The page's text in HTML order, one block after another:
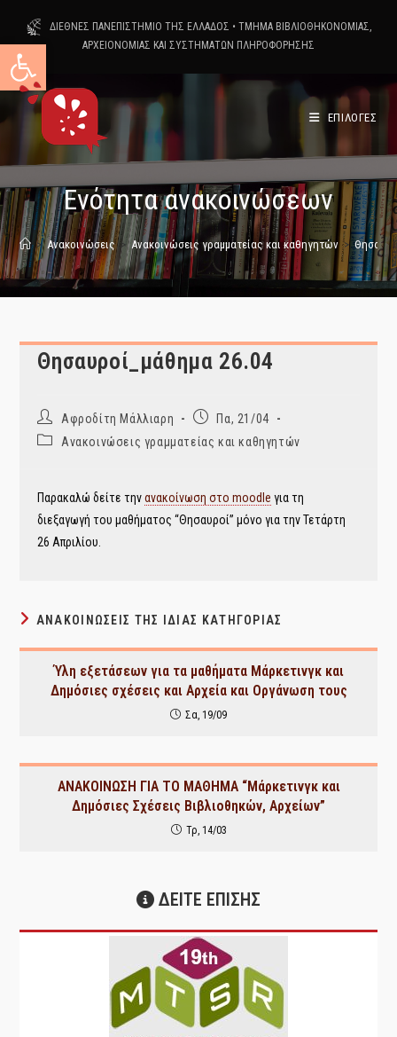
Ανοίξτε τη γραμμή εργαλείων
content
ΔΙΕΘΝΕΣ ΠΑΝΕΠΙΣΤΗΜΙΟ ΤΗΣ ΕΛΛΑΔΟΣ • ΤΜΗΜΑ ΒΙΒΛΙΟΘΗΚΟΝΟΜΙΑΣ,
ΑΡΧΕΙΟΝΟΜΙΑΣ ΚΑΙ ΣΥΣΤΗΜΑΤΩΝ ΠΛΗΡΟΦΟΡΗΣΗΣ
ΕΠΙΛΟΓΕΣ
Ενότητα ανακοινώσεων
> Ανακοινώσεις > Ανακοινώσεις γραμματείας και καθηγητών >
Θησαυροί_μάθημα 26.04
Post
author:
Αφροδίτη Μάλλιαρη
PostΠα, 21/04
PostΑνακοινώσεις γραμματείας και καθηγητών
Παρακαλώ δείτε τηνανακοίνωση στο moodle για τη
διεξαγωγή του μαθήματος “Θησαυροί” μόνο για την Τετάρτη
26 Απριλίου.
ΑΝΑΚΟΙΝΏΣΕΙΣ ΤΗΣ ΊΔΙΑΣ ΚΑΤΗΓΟΡΊΑΣ
Ύλη εξετάσεων για τα μαθήματα Μάρκετινγκ και
Δημόσιες σχέσεις και Αρχεία και Οργάνωση τους
Σα, 19/09
ΑΝΑΚΟΙΝΩΣΗ ΓΙΑ ΤΟ ΜΑΘΗΜΑ “Μάρκετινγκ και
Δημόσιες Σχέσεις Βιβλιοθηκών, Αρχείων”
Τρ, 14/03
ΔΕΙΤΕ ΕΠΙΣΗΣ